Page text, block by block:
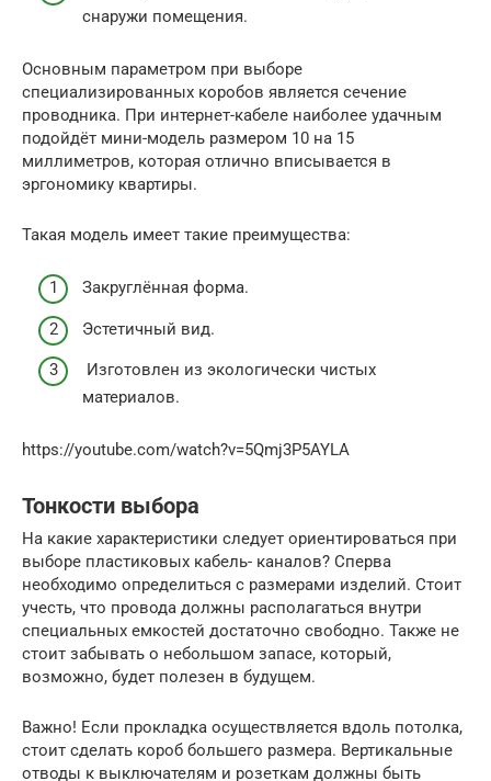
снаружи помещения.
Основным параметром при выборе
специализированных коробов является сечение
проводника. При интернет-кабеле наиболее удачным
подойдёт мини-модель размером 10 на 15
миллиметров, которая отлично вписывается в
эргономику квартиры.
Такая модель имеет такие преимущества:
Закруглённая форма.
Эстетичный вид.
Изготовлен из экологически чистых
материалов.
https://youtube.com/watch?v=5Qmj3P5AYLA
Тонкости выбора
На какие характеристики следует ориентироваться при
выборе пластиковых кабель- каналов? Сперва
необходимо определиться с размерами изделий. Стоит
учесть, что провода должны располагаться внутри
специальных емкостей достаточно свободно. Также не
стоит забывать о небольшом запасе, который,
возможно, будет полезен в будущем.
Важно! Если прокладка осуществляется вдоль потолка,
стоит сделать короб большего размера. Вертикальные
отводы к выключателям и розеткам должны быть